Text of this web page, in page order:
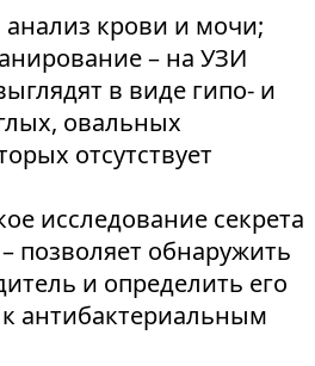
крови и мочи;
– на УЗИ
в виде гипо- и
овальных
отсутствует
исследование секрета
позволяет обнаружить
и определить его
антибактериальным